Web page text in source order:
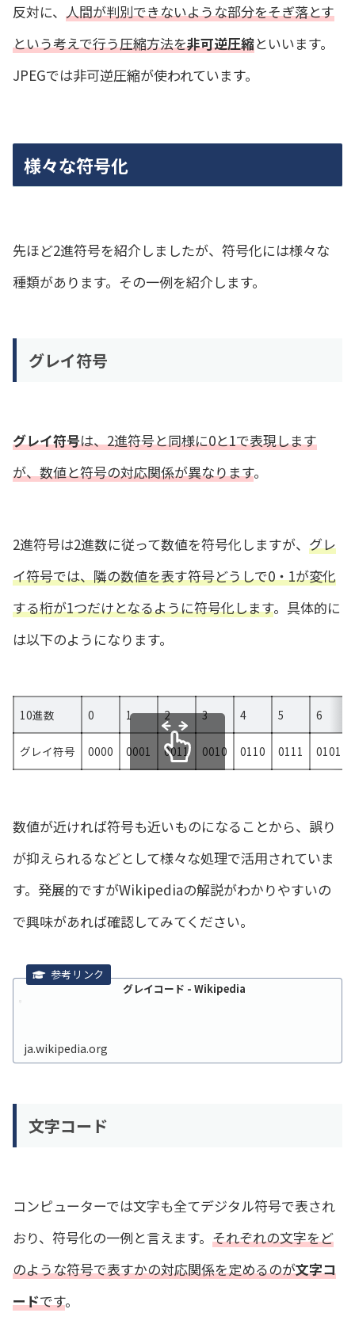
反対に、 人間が判別できないような部分をそぎ落とす
という考えで行う圧縮方法を非可逆圧縮といいます。
JPEGでは非可逆圧縮が使われています。
様々な符号化
先ほど2進符号を紹介しましたが、符号化には様々な
種類があります。その一例を紹介します。
グレイ符号
グレイ符号は、2進符号と同様に0と1で表現します
が、数値と符号の対応関係が異なります。
2進符号は2進数に従って数値を符号化しますが、 グレ
イ符号では、隣の数値を表す符号どうしで0・1が変化
する桁が1つだけとなるように符号化します。具体的に
は以下のようになります。
10進数 0 1 2 3 4 5 6
グレイ符号 0000 0001 0011 0010 0110 0111 0101
数値が近ければ符号も近いものになることから、誤り
が抑えられるなどとして様々な処理で活用されていま
す。発展的ですがWikipediaの解説がわかりやすいの
で興味があれば確認してみてください。
グレイコード - Wikipedia
ja.wikipedia.org
文字コード
コンピューターでは文字も全てデジタル符号で表され
おり、符号化の一例と言えます。 それぞれの文字をど
のような符号で表すかの対応関係を定めるのが文字コ
ードです。